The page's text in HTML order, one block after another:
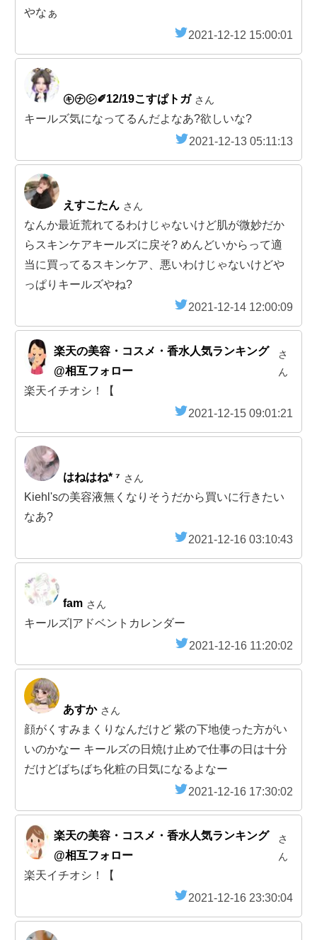
やなぁ
2021-12-12 15:00:01
㋖㋤㋛✐12/19こすぱトガ さん
キールズ気になってるんだよなあ?欲しいな?
2021-12-13 05:11:13
えすこたん さん
なんか最近荒れてるわけじゃないけど肌が微妙だか
らスキンケアキールズに戻そ? めんどいからって適
当に買ってるスキンケア、悪いわけじゃないけどや
っぱりキールズやね?
2021-12-14 12:00:09
楽天の美容・コスメ・香水人気ランキング
@相互フォロー
さ
ん
楽天イチオシ！【
2021-12-15 09:01:21
はねはね* ⁷ さん
Kiehl'sの美容液無くなりそうだから買いに行きたい
なあ?
2021-12-16 03:10:43
fam さん
キールズ|アドベントカレンダー
2021-12-16 11:20:02
あすか さん
顔がくすみまくりなんだけど 紫の下地使った方がい
いのかなー キールズの日焼け止めで仕事の日は十分
だけどばちばち化粧の日気になるよなー
2021-12-16 17:30:02
楽天の美容・コスメ・香水人気ランキング
@相互フォロー
さ
ん
楽天イチオシ！【
2021-12-16 23:30:04